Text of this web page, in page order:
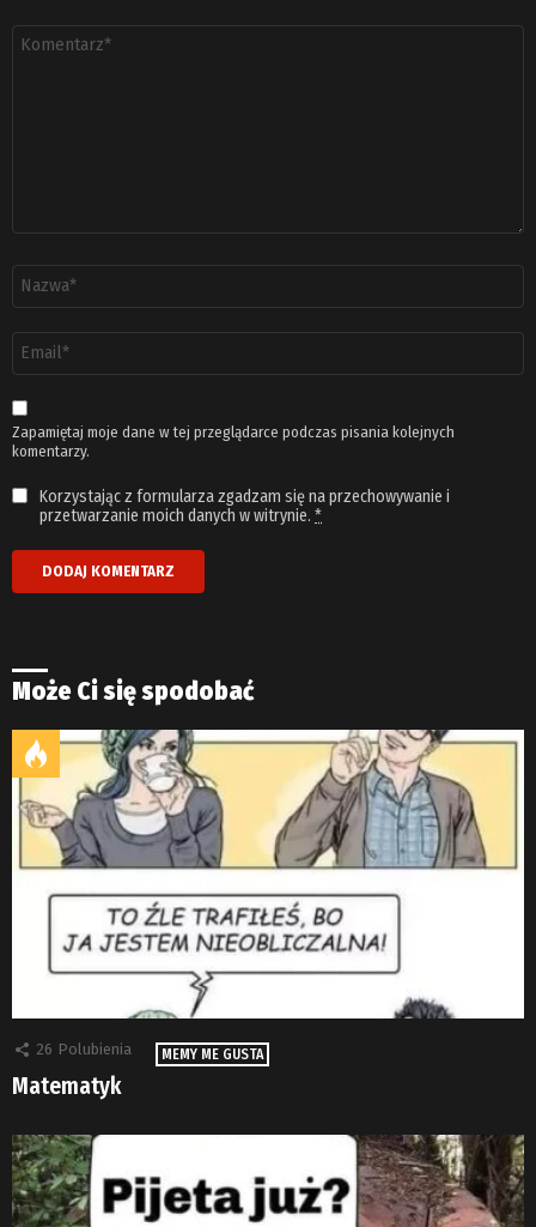
email
*
Zapamiętaj moje dane w tej przeglądarce podczas pisania kolejnych
komentarzy.
Korzystając z formularza zgadzam się na przechowywanie i
przetwarzanie moich danych w witrynie. *
Może Ci się spodobać
26 Polubienia MEMY ME GUSTA
Matematyk